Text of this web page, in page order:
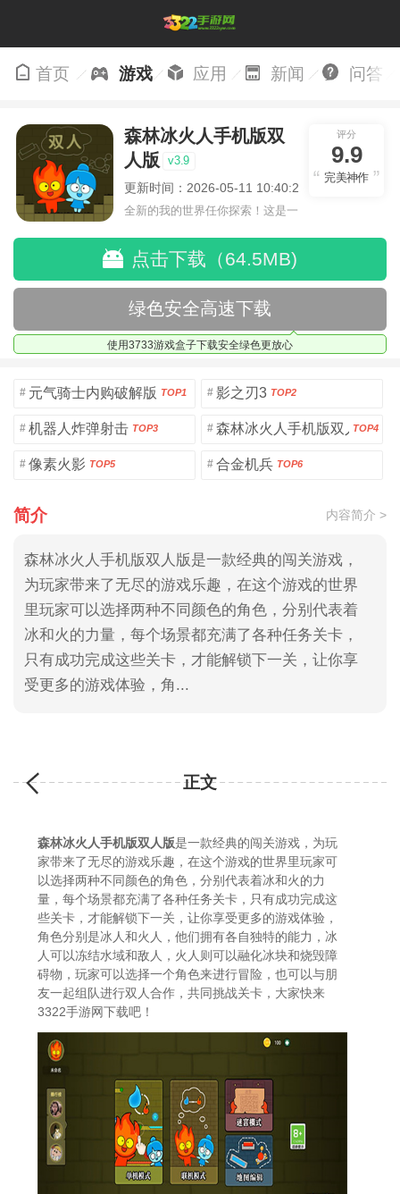
首页 游戏 应用 新闻 问答
森林冰火人手机版双
人版
v3.9
更新时间：2026-05-11 10:40:23
全新的我的世界任你探索！这是一
评分
9.9
完美神作
点击下载（64.5MB)
绿色安全高速下载
使用3733游戏盒子下载安全绿色更放心
# 元气骑士内购破解版 TOP1 # 影之刃3 TOP2
# 机器人炸弹射击 TOP3 # 森林冰火人手机版双人版
TOP4
# 像素火影 TOP5 # 合金机兵 TOP6
简介 内容简介 >
森林冰火人手机版双人版是一款经典的闯关游戏，
为玩家带来了无尽的游戏乐趣，在这个游戏的世界
里玩家可以选择两种不同颜色的角色，分别代表着
冰和火的力量，每个场景都充满了各种任务关卡，
只有成功完成这些关卡，才能解锁下一关，让你享
受更多的游戏体验，角...
正文
森林冰火人手机版双人版是一款经典的闯关游戏，为玩
家带来了无尽的游戏乐趣，在这个游戏的世界里玩家可
以选择两种不同颜色的角色，分别代表着冰和火的力
量，每个场景都充满了各种任务关卡，只有成功完成这
些关卡，才能解锁下一关，让你享受更多的游戏体验，
角色分别是冰人和火人，他们拥有各自独特的能力，冰
人可以冻结水域和敌人，火人则可以融化冰块和烧毁障
碍物，玩家可以选择一个角色来进行冒险，也可以与朋
友一起组队进行双人合作，共同挑战关卡，大家快来
3322手游网下载吧！